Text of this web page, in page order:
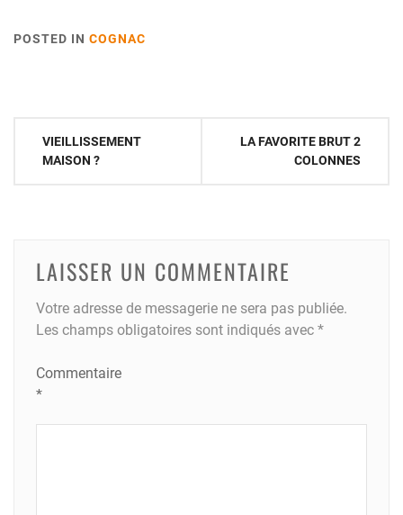
POSTED IN COGNAC
Navigation
VIEILLISSEMENT
MAISON ?
LA FAVORITE BRUT 2
COLONNES
LAISSER UN COMMENTAIRE
Votre adresse de messagerie ne sera pas publiée.
Les champs obligatoires sont indiqués avec *
Commentaire
*